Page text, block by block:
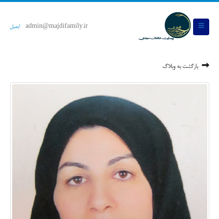
admin@majdifamily.ir ایمیل
بازگشت به وبلاگ